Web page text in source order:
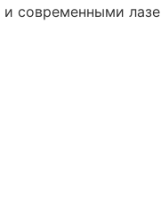
современными